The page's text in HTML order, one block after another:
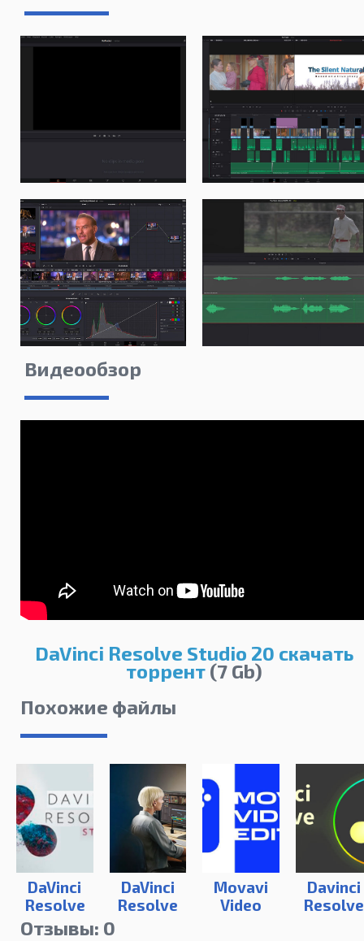
Видеообзор
DaVinci Resolve Studio 20 скачать
торрент (7 Gb)
Похожие файлы
DaVinci
Resolve
Studio 17
DaVinci
Resolve
Studio 18
Movavi
Video
Davinci
Resolve
Отзывы: 0